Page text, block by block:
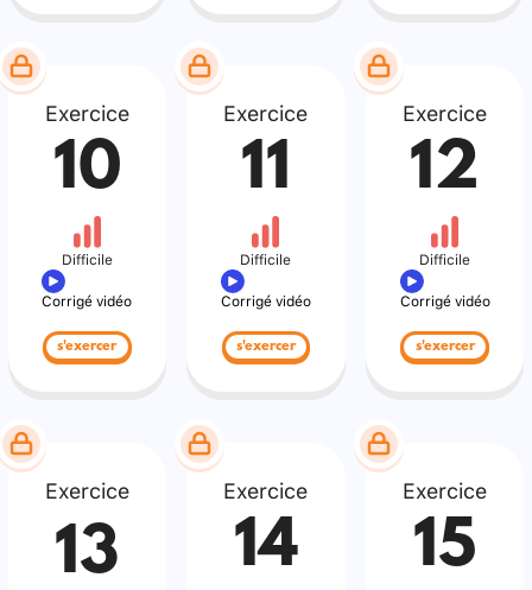
Exercice
10
Difficile
Corrigé vidéo
s'exercer
Exercice
11
Difficile
Corrigé vidéo
s'exercer
Exercice
12
Difficile
Corrigé vidéo
s'exercer
Exercice
13
Exercice
14
Exercice
15